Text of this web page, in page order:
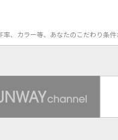
、カラー等、あなたのこだわり条件